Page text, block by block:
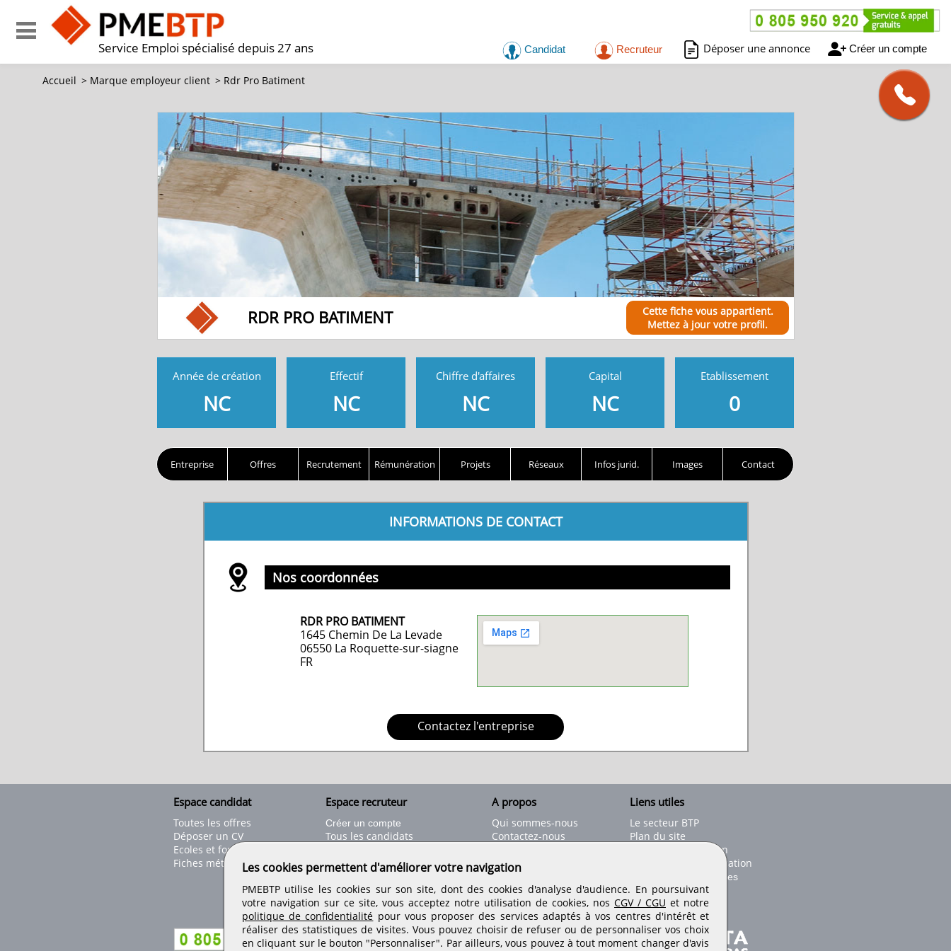
Service Emploi spécialisé depuis 27 ans Candidat Recruteur Déposer une annonce Créer un compte
Accueil > Marque employeur client > Rdr Pro Batiment
RDR PRO BATIMENT
Cette fiche vous appartient.
Mettez à jour votre profil.
Année de création
NC
Effectif
NC
Chiffre d'affaires
NC
Capital
NC
Etablissement
0
Entreprise Offres Recrutement Rémunération Projets Réseaux Infos jurid. Images Contact
INFORMATIONS DE CONTACT
Nos coordonnées
RDR PRO BATIMENT
1645 Chemin De La Levade
06550 La Roquette-sur-siagne
FR
Contactez l'entreprise
Espace candidat
Toutes les offres
Déposer un CV
Ecoles et formations
Fiches métiers
Espace recruteur
Créer un compte
Tous les candidats
Déposer une offre de stage
Nos tarifs
A propos
Qui sommes-nous
Contactez-nous
Informations légales
Conditions générales
Rejoignez nos équipes
Liens utiles
Le secteur BTP
Plan du site
Conseils d'utilisation
Conditions de publication
Paramètres des cookies
Retrouvez-nous sur les réseaux sociaux
Les cookies permettent d'améliorer votre navigation
PMEBTP utilise les cookies sur son site, dont des cookies d'analyse d'audience. En poursuivant
votre navigation sur ce site, vous acceptez notre utilisation de cookies, nos CGV / CGU et notre
politique de confidentialité pour vous proposer des services adaptés à vos centres d'intérêt et
réaliser des statistiques de visites. Vous pouvez choisir de refuser ou de personnaliser vos choix
en cliquant sur le bouton "Personnaliser". Par ailleurs, vous pouvez à tout moment changer d'avis